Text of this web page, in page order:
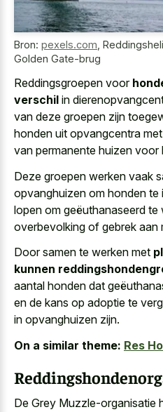
Bron: pexels.com
Golden Gate-brug
Reddingsgroepen voor
verschil in
van deze groepen zijn
honden uit opvangcentra
van permanente huizen voor
Deze groepen werken vaak
opvanghuizen om honden te
lopen om geëuthanaseerd
overbevolking of gebrek aan
Door samen te werken met
kunnen
aantal honden dat
en de kans op adoptie te
in opvanghuizen zijn.
On a similar theme: Res
De Grey Muzzle-organisatie